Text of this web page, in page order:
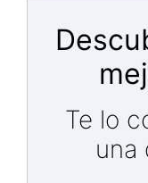
Te lo
una